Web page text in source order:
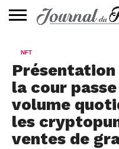
📰
EVALUATION
GUIDE
TENDANCES
À
CONTACTEZ-
NFT
Présentation
la cour
volume
les
ventes de